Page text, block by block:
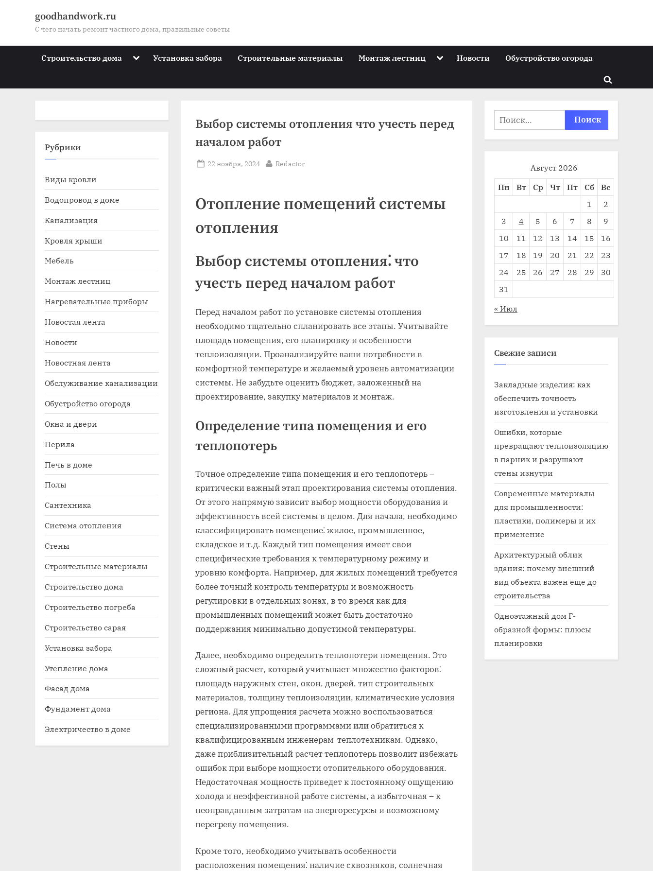
goodhandwork.ru
С чего начать ремонт частного дома, правильные советы
Строительство дома Toggle
menu
sub-
Установка забора Строительные материалы Монтаж лестниц ToggleНовости Обустройство огорода
Toggle
form
Выбор системы отопления что учесть перед
началом работ
Posted
22 ноября, 2024 By
Redactor
Отопление помещений системы
отопления
Выбор системы отопления⁚ что
учесть перед началом работ
Перед началом работ по установке системы отопления
необходимо тщательно спланировать все этапы. Учитывайте
площадь помещения‚ его планировку и особенности
теплоизоляции. Проанализируйте ваши потребности в
комфортной температуре и желаемый уровень автоматизации
системы. Не забудьте оценить бюджет‚ заложенный на
проектирование‚ закупку материалов и монтаж.
Определение типа помещения и его
теплопотерь
Точное определение типа помещения и его теплопотерь –
критически важный этап проектирования системы отопления.
От этого напрямую зависит выбор мощности оборудования и
эффективность всей системы в целом. Для начала‚ необходимо
классифицировать помещение⁚ жилое‚ промышленное‚
складское и т.д. Каждый тип помещения имеет свои
специфические требования к температурному режиму и
уровню комфорта. Например‚ для жилых помещений требуется
более точный контроль температуры и возможность
регулировки в отдельных зонах‚ в то время как для
промышленных помещений может быть достаточно
поддержания минимально допустимой температуры.
Далее‚ необходимо определить теплопотери помещения. Это
сложный расчет‚ который учитывает множество факторов⁚
площадь наружных стен‚ окон‚ дверей‚ тип строительных
материалов‚ толщину теплоизоляции‚ климатические условия
региона. Для упрощения расчета можно воспользоваться
специализированными программами или обратиться к
квалифицированным инженерам-теплотехникам. Однако‚
даже приблизительный расчет теплопотерь позволит избежать
ошибок при выборе мощности отопительного оборудования.
Недостаточная мощность приведет к постоянному ощущению
холода и неэффективной работе системы‚ а избыточная – к
неоправданным затратам на энергоресурсы и возможному
перегреву помещения.
Кроме того‚ необходимо учитывать особенности
расположения помещения⁚ наличие сквозняков‚ солнечная
Рубрики
Виды кровли
Водопровод в доме
Канализация
Кровля крыши
Мебель
Монтаж лестниц
Нагревательные приборы
Новостая лента
Новости
Новостная лента
Обслуживание канализации
Обустройство огорода
Окна и двери
Перила
Печь в доме
Полы
Сантехника
Система отопления
Стены
Строительные материалы
Строительство дома
Строительство погреба
Строительство сарая
Установка забора
Утепление дома
Фасад дома
Фундамент дома
Электричество в доме
Найти:
Август 2026
Пн
Вт Ср Чт Пт Сб
Вс
1
2
3
4 5 6 7 8
9
10
11 12 13 14 15
16
17
18 19 20 21 22
23
24
25 26 27 28 29
30
31
« Июл
Свежие записи
Закладные изделия: как
обеспечить точность
изготовления и установки
Ошибки, которые
превращают теплоизоляцию
в парник и разрушают
стены изнутри
Современные материалы
для промышленности:
пластики, полимеры и их
применение
Архитектурный облик
здания: почему внешний
вид объекта важен еще до
строительства
Одноэтажный дом Г-
образной формы: плюсы
планировки